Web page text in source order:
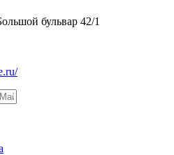
бульвар 42/1